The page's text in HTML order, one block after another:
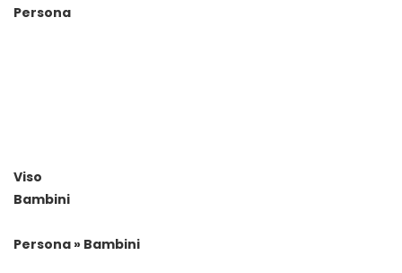
Persona
Viso
Bambini
Persona » Bambini